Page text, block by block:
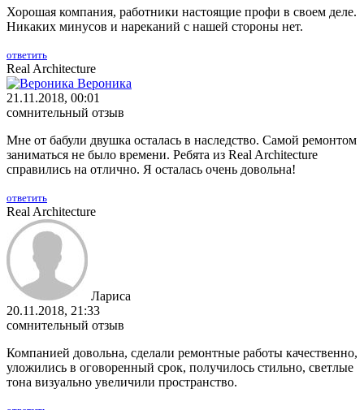
Хорошая компания, работники настоящие профи в своем деле.
Никаких минусов и нареканий с нашей стороны нет.
ответить
Real Architecture
Вероника
21.11.2018, 00:01
сомнительный отзыв
Мне от бабули двушка осталась в наследство. Самой ремонтом
заниматься не было времени. Ребята из Real Architecture
справились на отлично. Я осталась очень довольна!
ответить
Real Architecture
Лариса
20.11.2018, 21:33
сомнительный отзыв
Компанией довольна, сделали ремонтные работы качественно,
уложились в оговоренный срок, получилось стильно, светлые
тона визуально увеличили пространство.